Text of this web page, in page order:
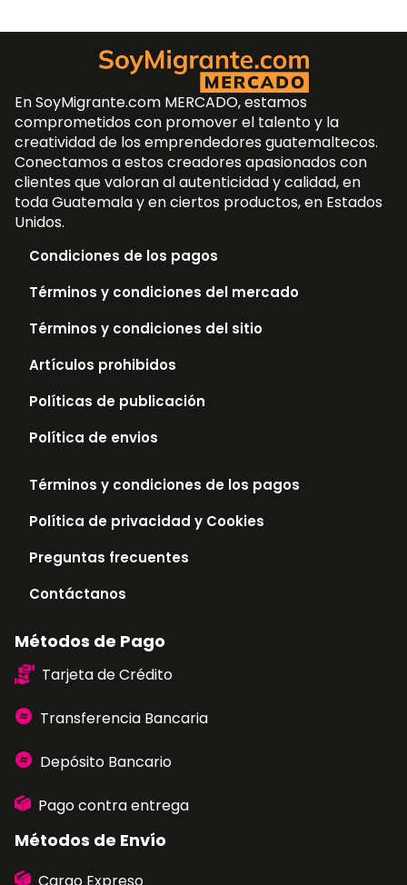
En SoyMigrante.com MERCADO, estamos
comprometidos con promover el talento y la
creatividad de los emprendedores guatemaltecos.
Conectamos a estos creadores apasionados con
clientes que valoran al autenticidad y calidad, en
toda Guatemala y en ciertos productos, en Estados
Unidos.
Condiciones de los pagos
Términos y condiciones del mercado
Términos y condiciones del sitio
Artículos prohibidos
Políticas de publicación
Política de envios
Términos y condiciones de los pagos
Política de privacidad y Cookies
Preguntas frecuentes
Contáctanos
Métodos de Pago
Tarjeta de Crédito
Transferencia Bancaria
Depósito Bancario
Pago contra entrega
Métodos de Envío